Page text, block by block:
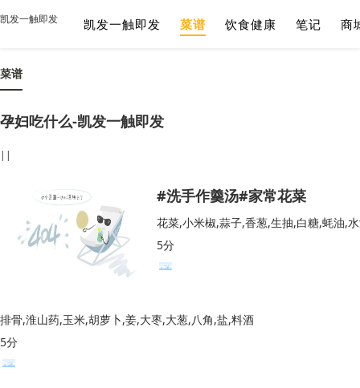
凯发一触即发 凯发一触即发 菜谱 饮食健康 笔记 商
菜谱
孕妇吃什么-凯发一触即发
||
#洗手作羹汤#家常花菜
花菜,小米椒,蒜子,香葱,生抽,白糖,蚝油,
5分
排骨,淮山药,玉米,胡萝卜,姜,大枣,大葱,八角,盐,料酒
5分